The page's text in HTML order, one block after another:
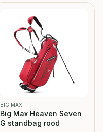
BIG MAX
Big Max Heaven Seven
G standbag rood